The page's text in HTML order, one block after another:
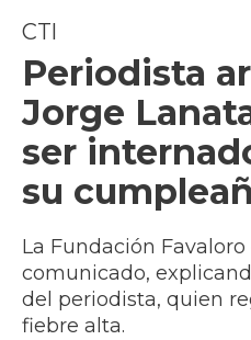
CTI
Periodista
Jorge
ser
su
La Fundación
comunicado,
del periodista, quien
fiebre alta.